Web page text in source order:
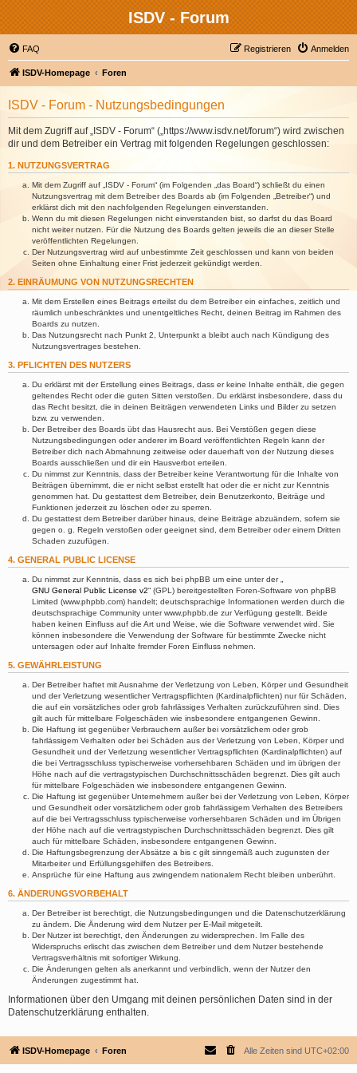
ISDV - Forum
FAQ Anmelden
Registrieren
ISDV-Homepage Foren
ISDV - Forum - Nutzungsbedingungen
Mit dem Zugriff auf „ISDV - Forum“ („https://www.isdv.net/forum“) wird zwischen
dir und dem Betreiber ein Vertrag mit folgenden Regelungen geschlossen:
1. NUTZUNGSVERTRAG
Mit dem Zugriff auf „ISDV - Forum“ (im Folgenden „das Board“) schließt du einen
Nutzungsvertrag mit dem Betreiber des Boards ab (im Folgenden „Betreiber“) und
erklärst dich mit den nachfolgenden Regelungen einverstanden.
Wenn du mit diesen Regelungen nicht einverstanden bist, so darfst du das Board
nicht weiter nutzen. Für die Nutzung des Boards gelten jeweils die an dieser Stelle
veröffentlichten Regelungen.
Der Nutzungsvertrag wird auf unbestimmte Zeit geschlossen und kann von beiden
Seiten ohne Einhaltung einer Frist jederzeit gekündigt werden.
2. EINRÄUMUNG VON NUTZUNGSRECHTEN
Mit dem Erstellen eines Beitrags erteilst du dem Betreiber ein einfaches, zeitlich und
räumlich unbeschränktes und unentgeltliches Recht, deinen Beitrag im Rahmen des
Boards zu nutzen.
Das Nutzungsrecht nach Punkt 2, Unterpunkt a bleibt auch nach Kündigung des
Nutzungsvertrages bestehen.
3. PFLICHTEN DES NUTZERS
Du erklärst mit der Erstellung eines Beitrags, dass er keine Inhalte enthält, die gegen
geltendes Recht oder die guten Sitten verstoßen. Du erklärst insbesondere, dass du
das Recht besitzt, die in deinen Beiträgen verwendeten Links und Bilder zu setzen
bzw. zu verwenden.
Der Betreiber des Boards übt das Hausrecht aus. Bei Verstößen gegen diese
Nutzungsbedingungen oder anderer im Board veröffentlichten Regeln kann der
Betreiber dich nach Abmahnung zeitweise oder dauerhaft von der Nutzung dieses
Boards ausschließen und dir ein Hausverbot erteilen.
Du nimmst zur Kenntnis, dass der Betreiber keine Verantwortung für die Inhalte von
Beiträgen übernimmt, die er nicht selbst erstellt hat oder die er nicht zur Kenntnis
genommen hat. Du gestattest dem Betreiber, dein Benutzerkonto, Beiträge und
Funktionen jederzeit zu löschen oder zu sperren.
Du gestattest dem Betreiber darüber hinaus, deine Beiträge abzuändern, sofern sie
gegen o. g. Regeln verstoßen oder geeignet sind, dem Betreiber oder einem Dritten
Schaden zuzufügen.
4. GENERAL PUBLIC LICENSE
Du nimmst zur Kenntnis, dass es sich bei phpBB um eine unter der „
GNU General Public License v2“ (GPL) bereitgestellten Foren-Software von phpBB
Limited (www.phpbb.com) handelt; deutschsprachige Informationen werden durch die
deutschsprachige Community unter www.phpbb.de zur Verfügung gestellt. Beide
haben keinen Einfluss auf die Art und Weise, wie die Software verwendet wird. Sie
können insbesondere die Verwendung der Software für bestimmte Zwecke nicht
untersagen oder auf Inhalte fremder Foren Einfluss nehmen.
5. GEWÄHRLEISTUNG
Der Betreiber haftet mit Ausnahme der Verletzung von Leben, Körper und Gesundheit
und der Verletzung wesentlicher Vertragspflichten (Kardinalpflichten) nur für Schäden,
die auf ein vorsätzliches oder grob fahrlässiges Verhalten zurückzuführen sind. Dies
gilt auch für mittelbare Folgeschäden wie insbesondere entgangenen Gewinn.
Die Haftung ist gegenüber Verbrauchern außer bei vorsätzlichem oder grob
fahrlässigem Verhalten oder bei Schäden aus der Verletzung von Leben, Körper und
Gesundheit und der Verletzung wesentlicher Vertragspflichten (Kardinalpflichten) auf
die bei Vertragsschluss typischerweise vorhersehbaren Schäden und im übrigen der
Höhe nach auf die vertragstypischen Durchschnittsschäden begrenzt. Dies gilt auch
für mittelbare Folgeschäden wie insbesondere entgangenen Gewinn.
Die Haftung ist gegenüber Unternehmern außer bei der Verletzung von Leben, Körper
und Gesundheit oder vorsätzlichem oder grob fahrlässigem Verhalten des Betreibers
auf die bei Vertragsschluss typischerweise vorhersehbaren Schäden und im Übrigen
der Höhe nach auf die vertragstypischen Durchschnittsschäden begrenzt. Dies gilt
auch für mittelbare Schäden, insbesondere entgangenen Gewinn.
Die Haftungsbegrenzung der Absätze a bis c gilt sinngemäß auch zugunsten der
Mitarbeiter und Erfüllungsgehilfen des Betreibers.
Ansprüche für eine Haftung aus zwingendem nationalem Recht bleiben unberührt.
6. ÄNDERUNGSVORBEHALT
Der Betreiber ist berechtigt, die Nutzungsbedingungen und die Datenschutzerklärung
zu ändern. Die Änderung wird dem Nutzer per E-Mail mitgeteilt.
Der Nutzer ist berechtigt, den Änderungen zu widersprechen. Im Falle des
Widerspruchs erlischt das zwischen dem Betreiber und dem Nutzer bestehende
Vertragsverhältnis mit sofortiger Wirkung.
Die Änderungen gelten als anerkannt und verbindlich, wenn der Nutzer den
Änderungen zugestimmt hat.
Informationen über den Umgang mit deinen persönlichen Daten sind in der
Datenschutzerklärung enthalten.
ISDV-Homepage Foren Alle Zeiten sind UTC+02:00